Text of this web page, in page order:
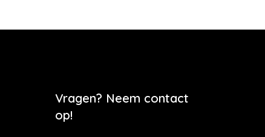
Vragen? Neem contact
op!